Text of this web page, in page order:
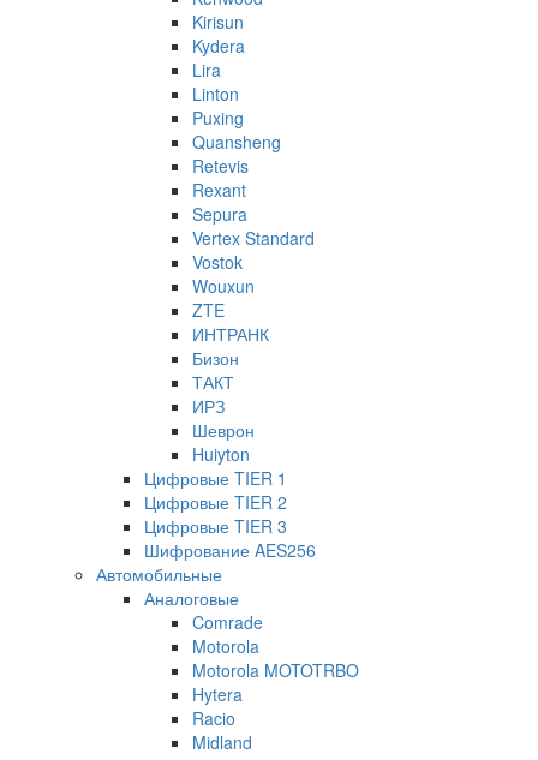
Kirisun
Kydera
Lira
Linton
Puxing
Quansheng
Retevis
Rexant
Sepura
Vertex Standard
Vostok
Wouxun
ZTE
ИНТРАНК
Бизон
ТАКТ
ИРЗ
Шеврон
Huiyton
Цифровые TIER 1
Цифровые TIER 2
Цифровые TIER 3
Шифрование AES256
Автомобильные
Аналоговые
Comrade
Motorola
Motorola MOTOTRBO
Hytera
Racio
Midland